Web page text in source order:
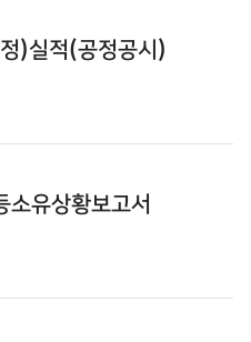
)실적(공정공시)
소유상황보고서